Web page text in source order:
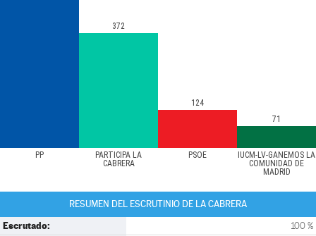
PP
PARTICIPA LA
CABRERA
PSOE
IUCM-LV-GANEMOS LA
COMUNIDAD DE
MADRID
372
124
71
RESUMEN DEL ESCRUTINIO DE LA CABRERA
Escrutado: 100 %